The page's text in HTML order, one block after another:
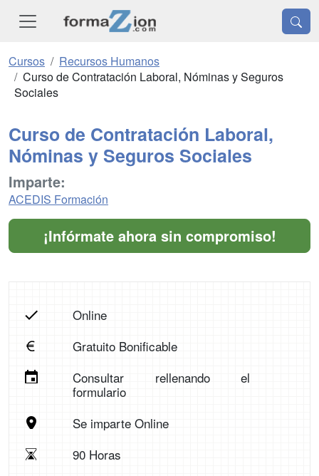
Cursos
Recursos Humanos
Curso de Contratación Laboral, Nóminas y Seguros
Sociales
Curso de Contratación Laboral,
Nóminas y Seguros Sociales
Imparte:
ACEDIS Formación
¡Infórmate ahora sin compromiso!
Online
Gratuito Bonificable
Consultar rellenando el
formulario
Se imparte Online
90 Horas